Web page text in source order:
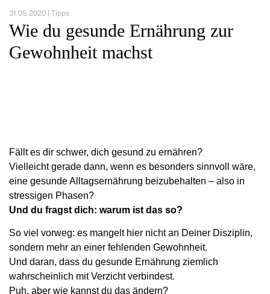
31.05.2020 | Tipps
Wie du gesunde Ernährung zur
Gewohnheit machst
Fällt es dir schwer, dich gesund zu ernähren?
Vielleicht gerade dann, wenn es besonders sinnvoll wäre,
eine gesunde Alltagsernährung beizubehalten – also in
stressigen Phasen?
Und du fragst dich: warum ist das so?
So viel vorweg: es mangelt hier nicht an Deiner Disziplin,
sondern mehr an einer fehlenden Gewohnheit.
Und daran, dass du gesunde Ernährung ziemlich
wahrscheinlich mit Verzicht verbindest.
Puh, aber wie kannst du das ändern?